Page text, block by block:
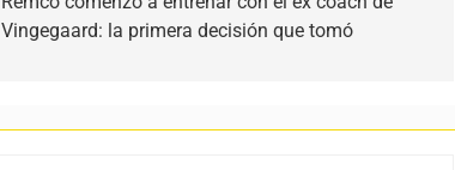
Vingegaard: la primera decisión que tomó